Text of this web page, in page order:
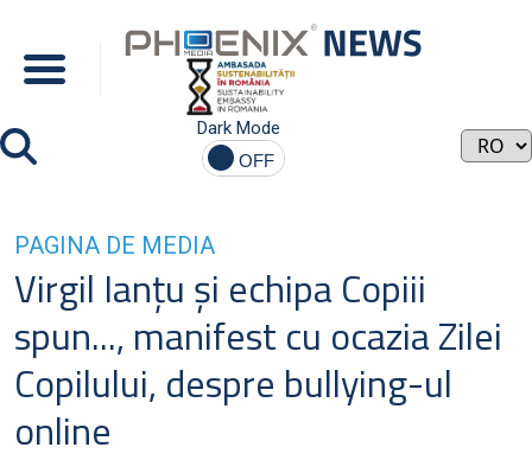
Dark Mode
PAGINA DE MEDIA
Virgil Ianţu şi echipa Copiii
spun..., manifest cu ocazia Zilei
Copilului, despre bullying-ul
online